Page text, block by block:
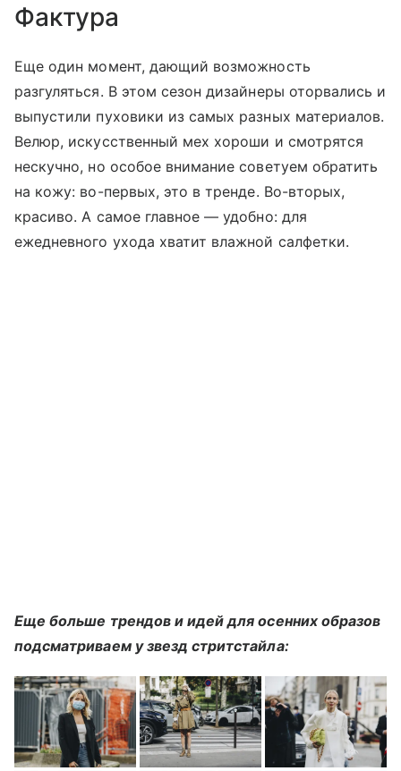
Фактура
Еще один момент, дающий возможность
разгуляться. В этом сезон дизайнеры оторвались и
выпустили пуховики из самых разных материалов.
Велюр, искусственный мех хороши и смотрятся
нескучно, но особое внимание советуем обратить
на кожу: во-первых, это в тренде. Во-вторых,
красиво. А самое главное — удобно: для
ежедневного ухода хватит влажной салфетки.
Еще больше трендов и идей для осенних образов
подсматриваем у звезд стритстайла: